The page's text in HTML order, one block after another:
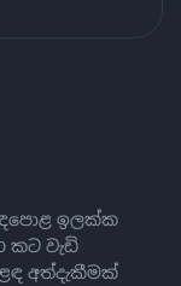
ඉලක්ක
කට වැඩි
අත්දැකීමක්